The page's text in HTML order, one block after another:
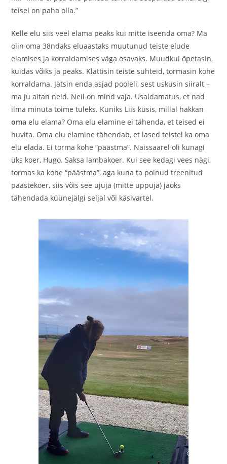
teisel on paha olla.”
Kelle elu siis veel elama peaks kui mitte iseenda oma? Ma
olin oma 38ndaks eluaastaks muutunud teiste elude
elamises ja korraldamises väga osavaks. Muudkui õpetasin,
kuidas võiks ja peaks. Klattisin teiste suhteid, tormasin kohe
korraldama. Jätsin enda asjad pooleli, sest uskusin siiralt –
ma ju aitan neid. Neil on mind vaja. Usaldamatus, et nad
ilma minuta toime tuleks. Kuniks Liis küsis, millal hakkan
omaelu elama? Oma elu elamine ei tähenda, et teised ei
huvita. Oma elu elamine tähendab, et lased teistel ka oma
elu elada. Ei torma kohe “päästma”. Naissaarel oli kunagi
üks koer, Hugo. Saksa lambakoer. Kui see kedagi vees nägi,
tormas ka kohe “päästma”, aga kuna ta polnud treenitud
päästekoer, siis võis see ujuja (mitte uppuja) jaoks
tähendada küünejälgi seljal või käsivartel.